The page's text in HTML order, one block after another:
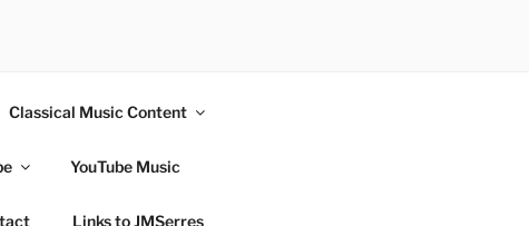
Classical Music Content
YouTube Music
Links to JMSerres